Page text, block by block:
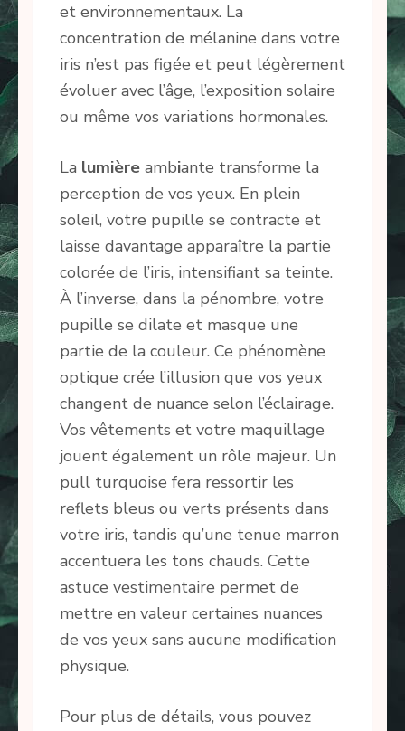
et environnementaux. La
concentration de mélanine dans votre
iris n’est pas figée et peut légèrement
évoluer avec l’âge, l’exposition solaire
ou même vos variations hormonales.
La lumière ambiante transforme la
perception de vos yeux. En plein
soleil, votre pupille se contracte et
laisse davantage apparaître la partie
colorée de l’iris, intensifiant sa teinte.
À l’inverse, dans la pénombre, votre
pupille se dilate et masque une
partie de la couleur. Ce phénomène
optique crée l’illusion que vos yeux
changent de nuance selon l’éclairage.
Vos vêtements et votre maquillage
jouent également un rôle majeur. Un
pull turquoise fera ressortir les
reflets bleus ou verts présents dans
votre iris, tandis qu’une tenue marron
accentuera les tons chauds. Cette
astuce vestimentaire permet de
mettre en valeur certaines nuances
de vos yeux sans aucune modification
physique.
Pour plus de détails, vous pouvez